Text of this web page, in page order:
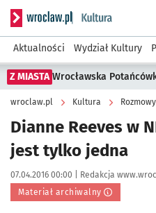
Serwis informacyjny
Aktualności Wydział Kultury
Z MIASTA Wrocławska
wroclaw.pl Kultura
Dianne Reeves w
jest tylko jedna
Data publikacji:
07.04.2016 00:00 | Autor:
Redakcja
Materiał archiwalny